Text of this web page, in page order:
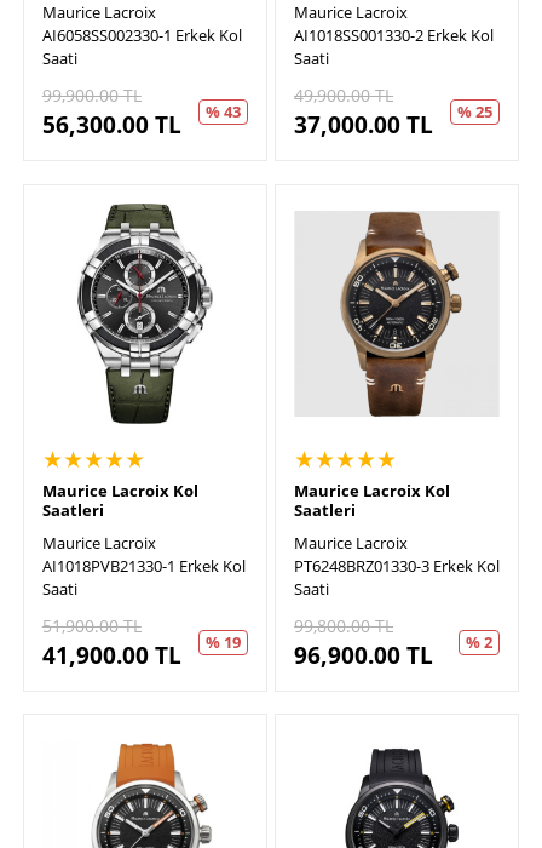
Maurice Lacroix
AI6058SS002330-1 Erkek Kol
Saati
99,900.00TL
56,300.00TL % 43
Maurice Lacroix
AI1018SS001330-2 Erkek Kol
Saati
49,900.00TL
37,000.00TL % 25
★★★★★
Maurice Lacroix Kol
Saatleri
Maurice Lacroix
AI1018PVB21330-1 Erkek Kol
Saati
51,900.00TL
41,900.00TL % 19
★★★★★
Maurice Lacroix Kol
Saatleri
Maurice Lacroix
PT6248BRZ01330-3 Erkek Kol
Saati
99,800.00TL
96,900.00TL % 2